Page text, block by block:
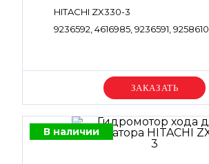
HITACHI ZX330-3
9236592, 4616985, 9236591, 9258610
Уточняйте цену
В наличии